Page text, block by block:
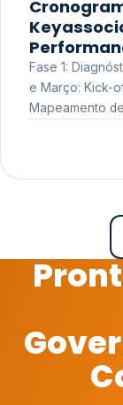
Fase 1:
e Março: Kick-
Mapeamento